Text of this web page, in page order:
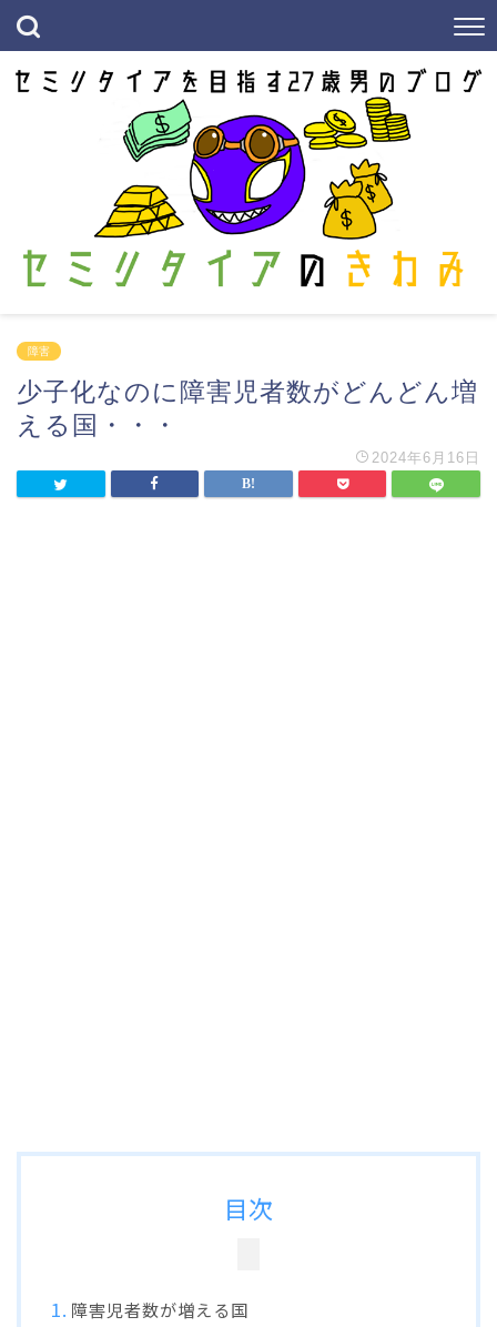
障害
少子化なのに障害児者数がどんどん増
える国・・・
2024年6月16日
目次
障害児者数が増える国